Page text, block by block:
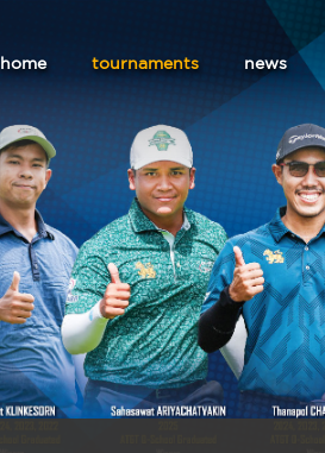
home tournaments news